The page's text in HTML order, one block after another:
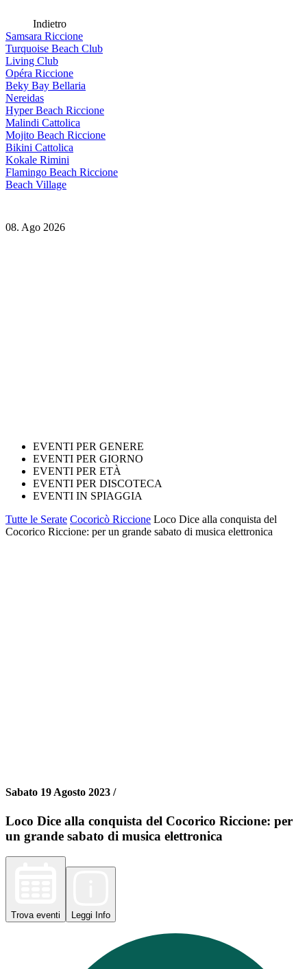
Indietro
Samsara Riccione
Turquoise Beach Club
Living Club
Opéra Riccione
Beky Bay Bellaria
Nereidas
Hyper Beach Riccione
Malindi Cattolica
Mojito Beach Riccione
Bikini Cattolica
Kokale Rimini
Flamingo Beach Riccione
Beach Village
08. Ago 2026
EVENTI PER GENERE
EVENTI PER GIORNO
EVENTI PER ETÀ
EVENTI PER DISCOTECA
EVENTI IN SPIAGGIA
Tutte le Serate Cocoricò Riccione Loco Dice alla conquista del
Cocorico Riccione: per un grande sabato di musica elettronica
Sabato 19 Agosto 2023 /
Loco Dice alla conquista del Cocorico Riccione: per
un grande sabato di musica elettronica
Trova eventi Leggi Info